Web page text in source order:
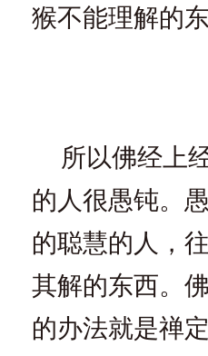
猴不能理解的东
所以佛经上
的人很愚钝。
的聪慧的人，
其解的东西。
的办法就是禅